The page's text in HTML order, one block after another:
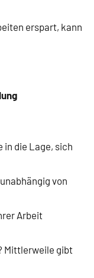
erspart, kann
in die Lage, sich
von
Arbeit
Mittlerweile gibt